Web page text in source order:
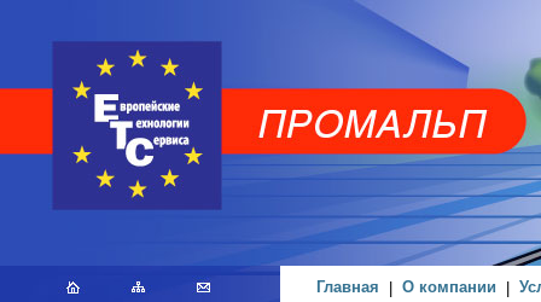
Главная О компании